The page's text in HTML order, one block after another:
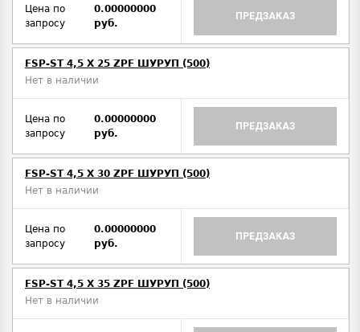
Цена по
запросу
0.00000000
руб.
ПРЕДЗАКАЗ
FSP-ST 4,5 X 25 ZPF ШУРУП (500)
Нет в наличии
Цена по
запросу
0.00000000
руб.
ПРЕДЗАКАЗ
FSP-ST 4,5 X 30 ZPF ШУРУП (500)
Нет в наличии
Цена по
запросу
0.00000000
руб.
ПРЕДЗАКАЗ
FSP-ST 4,5 X 35 ZPF ШУРУП (500)
Нет в наличии